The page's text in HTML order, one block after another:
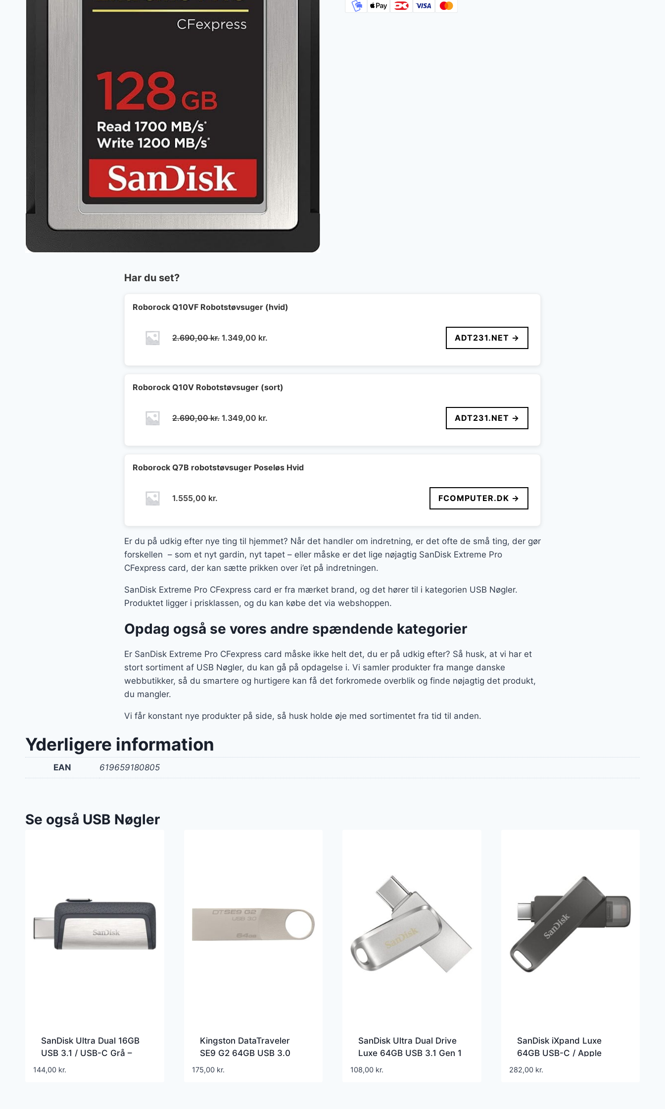
Har du set?
Roborock Q10VF Robotstøvsuger (hvid)
2.690,00kr. Den
2.690,00 kr..
1.349,00 kr.
1.349,00 kr..
ADT231.NET →
Roborock Q10V Robotstøvsuger (sort)
2.690,00kr. Den
2.690,00 kr..
1.349,00 kr.
1.349,00 kr..
ADT231.NET →
Roborock Q7B robotstøvsuger Poseløs Hvid
1.555,00 kr. FCOMPUTER.DK →
Er du på udkig efter nye ting til hjemmet? Når det handler om indretning, er det ofte de små ting, der gør
forskellen – som et nyt gardin, nyt tapet – eller måske er det lige nøjagtig SanDisk Extreme Pro
CFexpress card, der kan sætte prikken over i’et på indretningen.
SanDisk Extreme Pro CFexpress card er fra mærket brand, og det hører til i kategorien USB Nøgler.
Produktet ligger i prisklassen, og du kan købe det via webshoppen.
Opdag også se vores andre spændende kategorier
Er SanDisk Extreme Pro CFexpress card måske ikke helt det, du er på udkig efter? Så husk, at vi har et
stort sortiment af USB Nøgler, du kan gå på opdagelse i. Vi samler produkter fra mange danske
webbutikker, så du smartere og hurtigere kan få det forkromede overblik og finde nøjagtig det produkt,
du mangler.
Vi får konstant nye produkter på side, så husk holde øje med sortimentet fra tid til anden.
Yderligere information
EAN 619659180805
Se også USB Nøgler
SanDisk Ultra Dual 16GB
USB 3.1 / USB-C Grå –
SDDDC2-016G-G46
144,00 kr.
Kingston DataTraveler
SE9 G2 64GB USB 3.0
Sølv – DTSE9G2/64GB
175,00 kr.
SanDisk Ultra Dual Drive
Luxe 64GB USB 3.1 Gen 1
/ USB-C Sølv – SDDDC4-
108,00 kr.
SanDisk iXpand Luxe
64GB USB-C / Apple
Lightning Sort
282,00 kr.